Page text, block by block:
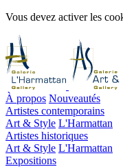
Vous devez activer les
À propos Nouveautés
Artistes contemporains
Art & Style L'Harmattan
Artistes historiques
Art & Style L'Harmattan
Expositions